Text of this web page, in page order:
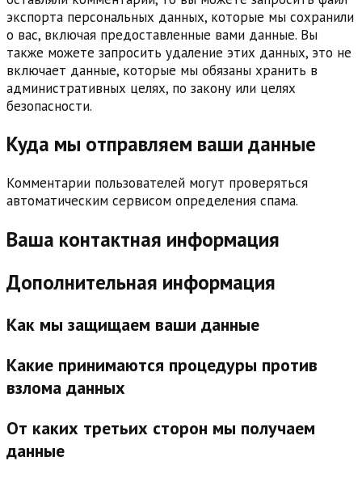
экспорта персональных данных, которые мы сохранили
о вас, включая предоставленные вами данные. Вы
также можете запросить удаление этих данных, это не
включает данные, которые мы обязаны хранить в
административных целях, по закону или целях
безопасности.
Куда мы отправляем ваши данные
Комментарии пользователей могут проверяться
автоматическим сервисом определения спама.
Ваша контактная информация
Дополнительная информация
Как мы защищаем ваши данные
Какие принимаются процедуры против
взлома данных
От каких третьих сторон мы получаем
данные